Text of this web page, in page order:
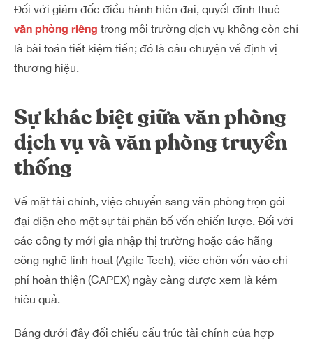
Đối với giám đốc điều hành hiện đại, quyết định thuê
văn phòng riêng trong môi trường dịch vụ không còn chỉ
là bài toán tiết kiệm tiền; đó là câu chuyện về định vị
thương hiệu.
Sự khác biệt giữa văn phòng
dịch vụ và văn phòng truyền
thống
Về mặt tài chính, việc chuyển sang văn phòng trọn gói
đại diện cho một sự tái phân bổ vốn chiến lược. Đối với
các công ty mới gia nhập thị trường hoặc các hãng
công nghệ linh hoạt (Agile Tech), việc chôn vốn vào chi
phí hoàn thiện (CAPEX) ngày càng được xem là kém
hiệu quả.
Bảng dưới đây đối chiếu cấu trúc tài chính của hợp